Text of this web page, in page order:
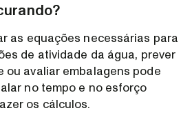
as equações necessárias para
de atividade da água, prever
ou avaliar embalagens pode
no tempo e no esforço
os cálculos.